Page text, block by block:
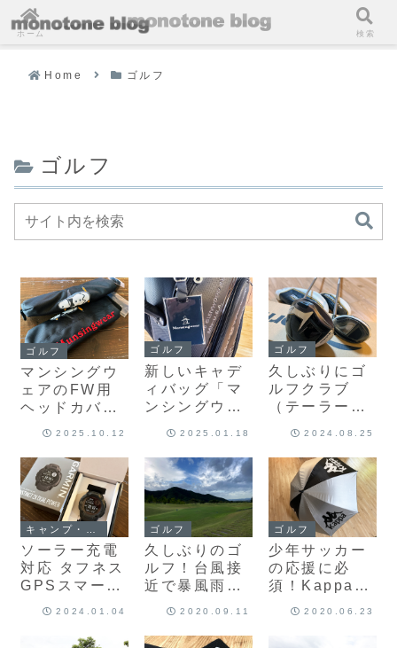
Home ゴルフ
ゴルフ
ゴルフ
マンシングウ
ェアのFW用
ヘッドカバー
を購入しまし
2025.10.12
ゴルフ
新しいキャデ
ィバッグ「マ
ンシングウェ
MQBWJJ00
」を購入しま
した！
2025.01.18
ゴルフ
久しぶりにゴ
ルフクラブ
（テーラーメ
グローレ）を
購入しました♪
2024.08.25
ソーラー充電
対応 タフネス
GPSスマート
Instinct 2X
2024.01.04
ゴルフ
久しぶりのゴ
ルフ！台風接
近で暴風雨の
2020.09.11
ゴルフ
少年サッカー
の応援に必
須！Kappaの
傘）を購入し
2020.06.23
ホーム 検索